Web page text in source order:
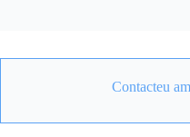
Contacteu